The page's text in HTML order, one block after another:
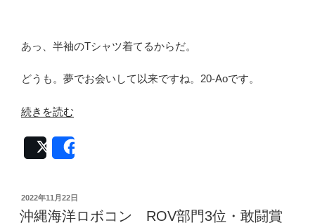
あっ、半袖のTシャツ着てるからだ。
どうも。夢でお会いして以来ですね。20-Aoです。
“[AdC
る
ア
ド
続きを読む
Post
投
稿
2022年11月22日
沖縄海洋ロボコン ROV部門3位・敢闘賞